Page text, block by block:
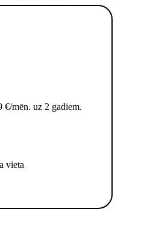
€/mēn. uz 2 gadiem.
vieta